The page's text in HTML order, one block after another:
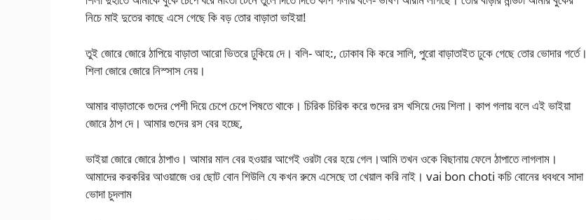
নিচে মাই দুতের কাছে এসে গেছে কি বড় তোর বাড়াতা ভাইয়া!
তুই জোরে জোরে ঠাপিয়ে বাড়াতা আরো ভিতরে ঢুকিয়ে দে। বলি- আহ:, ঢোকাব কি করে সালি, পুরো বাড়াতাইত ঢুকে গেছে তোর ভোদার গর্তে।
শিলা জোরে জোরে নিস্সাস নেয়।
আমার বাড়াতাকে গুদের পেশী দিয়ে চেপে চেপে পিষতে থাকে। চিরিক চিরিক করে গুদের রস খসিয়ে দেয় শিলা। কাপ গলায় বলে এই ভাইয়া
জোরে ঠাপ দে। আমার গুদের রস বের হচ্ছে,
ভাইয়া জোরে জোরে ঠাপাও। আমার মাল বের হওয়ার আগেই ওরটা বের হয়ে গেল।আমি তখন ওকে বিছানায় ফেলে ঠাপাতে লাগলাম।
আমাদের করকরির আওয়াজে ওর ছোট বোন শিউলি যে কখন রুমে এসেছে তা খেয়াল করি নাই। vai bon choti কচি বোনের ধবধবে সাদা
ভোদা চুদলাম